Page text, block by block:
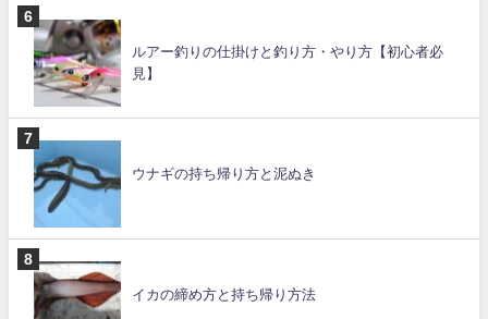
ルアー釣りの仕掛けと釣り方・やり方【初心者必
見】
ウナギの持ち帰り方と泥ぬき
イカの締め方と持ち帰り方法